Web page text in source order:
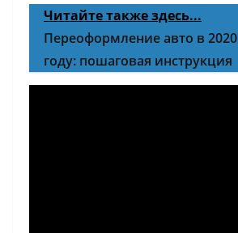
Читайте также здесь...
Переоформление авто в 2020
году: пошаговая инструкция